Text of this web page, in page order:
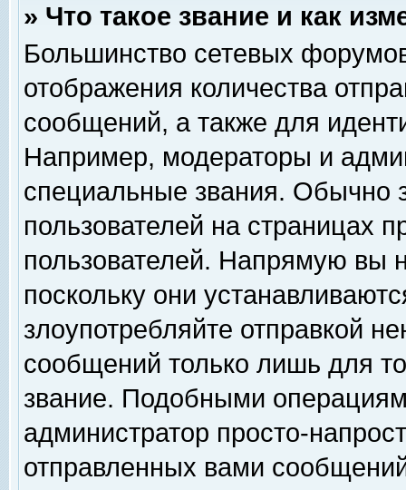
» Что такое звание и как
Большинство сетевых
отображения количества
сообщений, а также для
Например, модераторы и
специальные звания. Обычно
пользователей на страницах
пользователей. Напрямую вы
поскольку они
злоупотребляйте отправкой
сообщений только лишь для
звание. Подобными
администратор просто-
отправленных вами